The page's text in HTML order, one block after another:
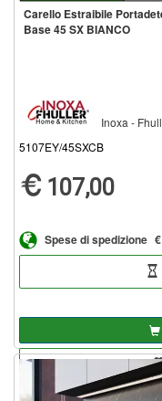
Carello Estraibile
Base 45 SX BIANCO
Inoxa -
5107EY/45SXCB
107,00
Spese di spedizione